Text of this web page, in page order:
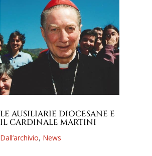
LE AUSILIARIE DIOCESANE E
IL CARDINALE MARTINI
Dall’archivio, News